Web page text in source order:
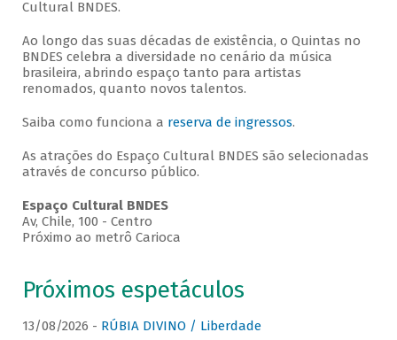
Cultural BNDES.
Ao longo das suas décadas de existência, o Quintas no
BNDES celebra a diversidade no cenário da música
brasileira, abrindo espaço tanto para artistas
renomados, quanto novos talentos.
Saiba como funciona a reserva de ingressos.
As atrações do Espaço Cultural BNDES são selecionadas
através de concurso público.
Espaço Cultural BNDES
Av, Chile, 100 - Centro
Próximo ao metrô Carioca
Próximos espetáculos
13/08/2026 - RÚBIA DIVINO / Liberdade